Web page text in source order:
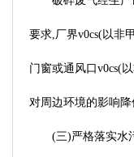
要求,厂界v0cs(以非
门窗或通风口v0cs(
对周边环境的影响降
(三)严格落实水